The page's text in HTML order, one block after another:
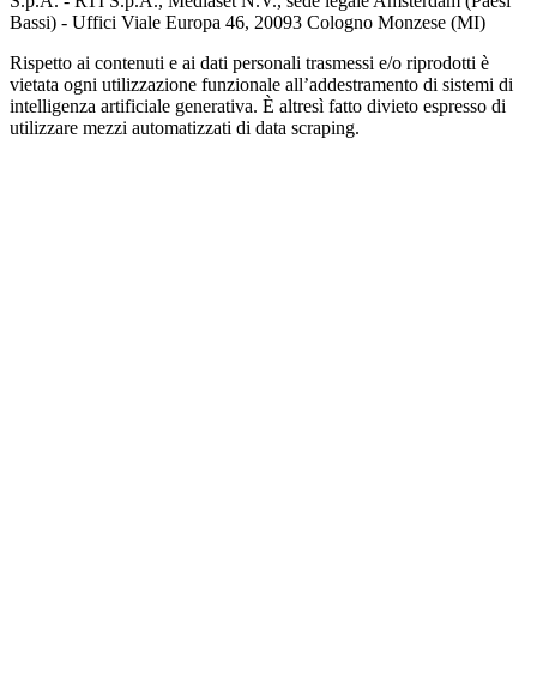
Bassi) - Uffici Viale Europa 46, 20093 Cologno Monzese (MI)
Rispetto ai contenuti e ai dati personali trasmessi e/o riprodotti è
vietata ogni utilizzazione funzionale all’addestramento di sistemi di
intelligenza artificiale generativa. È altresì fatto divieto espresso di
utilizzare mezzi automatizzati di data scraping.